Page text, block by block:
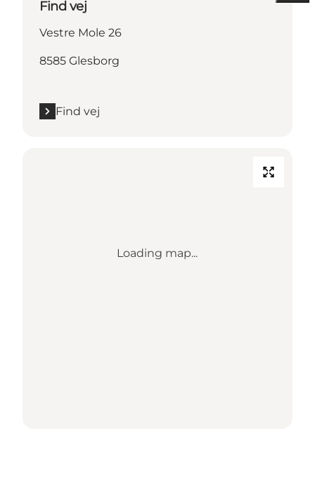
Find vej
Vestre Mole 26
8585 Glesborg
Find vej
Loading map...